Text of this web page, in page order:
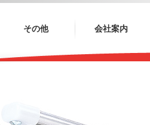
その他 会社案内